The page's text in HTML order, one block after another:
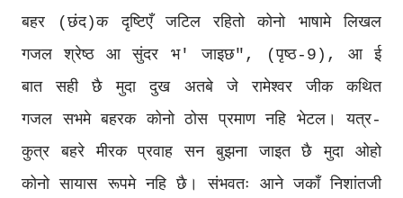
बहर (छंद)क दृष्टिएँ जटिल रहितो कोनो भाषामे लिखल
गजल श्रेष्ठ आ सुंदर भ' जाइछ", (पृष्ठ-9), आ ई
बात सही छै मुदा दुख अतबे जे रामेश्वर जीक कथित
गजल सभमे बहरक कोनो ठोस प्रमाण नहि भेटल। यत्र-
कुत्र बहरे मीरक प्रवाह सन बुझना जाइत छै मुदा ओहो
कोनो सायास रूपमे नहि छै। संभवतः आने जकाँ निशांतजी